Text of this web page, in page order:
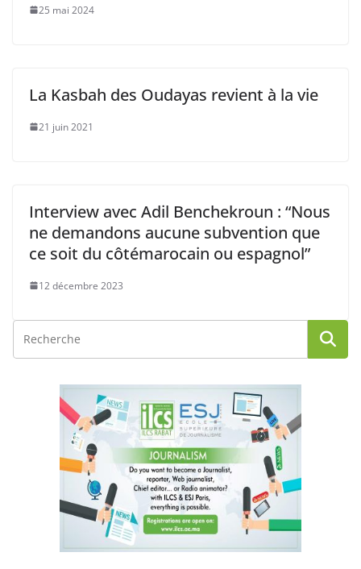
25 mai 2024
La Kasbah des Oudayas revient à la vie
21 juin 2021
Interview avec Adil Benchekroun : “Nous
ne demandons aucune subvention que
ce soit du côtémarocain ou espagnol”
12 décembre 2023